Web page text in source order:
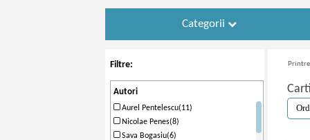
Categorii
Filtre:
Autori
Aurel Pentelescu(11)
Nicolae Penes(8)
Sava Bogasiu(6)